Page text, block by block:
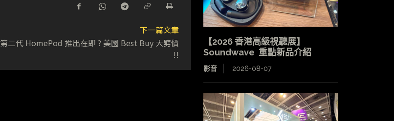
下一篇文章
第二代 HomePod 推出在即 ? 美國 Best Buy 大劈價
!!
【2026 香港高級視聽展】
Soundwave 重點新品介紹
影音 2026-08-07